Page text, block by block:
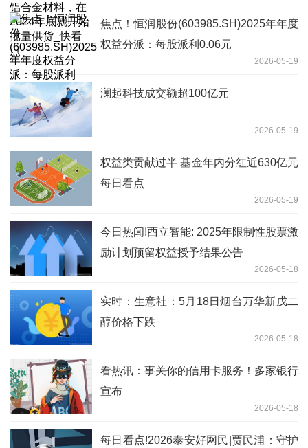
焦点！恒润股份(603985.SH)2025年年度
权益分派：每股派利0.06元
2026-05-19
澜起科技成交额超100亿元
2026-05-19
权益类贡献过半 基金年内分红近630亿元
每日看点
2026-05-19
今日热闻!酉立智能: 2025年限制性股票激
励计划预留权益授予结果公告
2026-05-18
实时：生意社：5月18日烟台万华新戊二
醇价格下跌
2026-05-18
看热讯：事关你的信用卡服务！多家银行
宣布
2026-05-18
每日看点!2026泰安好网民|贾民浦：守护